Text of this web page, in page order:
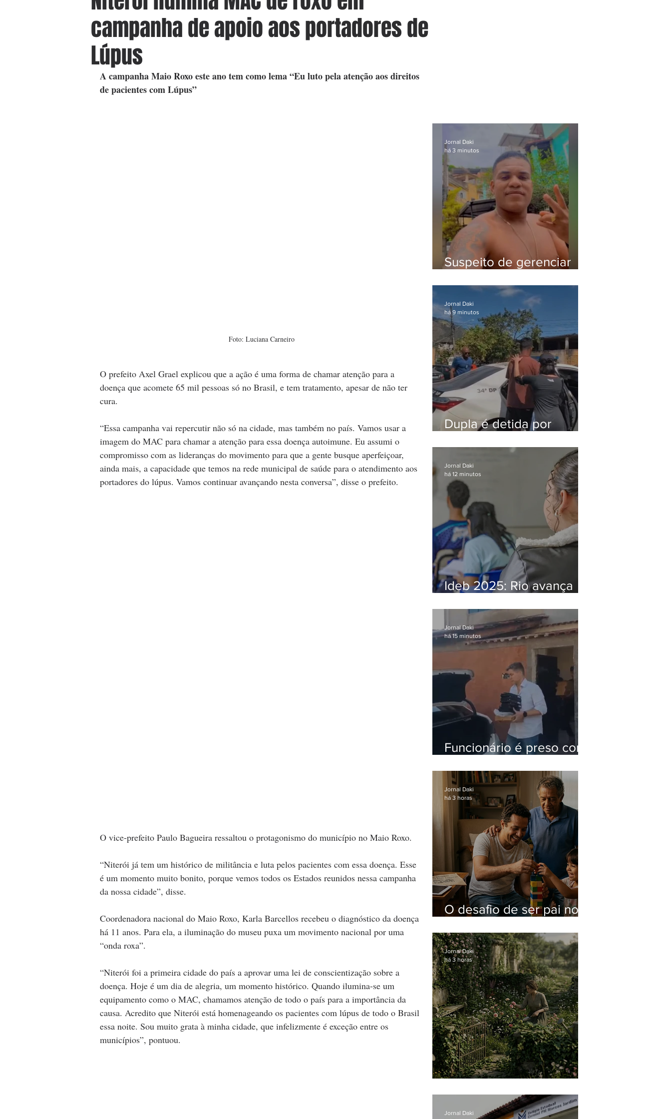
campanha de apoio aos portadores de
Lúpus
A campanha Maio Roxo este ano tem como lema “Eu luto pela atenção aos direitos
de pacientes com Lúpus”
Foto: Luciana Carneiro
O prefeito Axel Grael explicou que a ação é uma forma de chamar atenção para a
doença que acomete 65 mil pessoas só no Brasil, e tem tratamento, apesar de não ter
cura.
“Essa campanha vai repercutir não só na cidade, mas também no país. Vamos usar a
imagem do MAC para chamar a atenção para essa doença autoimune. Eu assumi o
compromisso com as lideranças do movimento para que a gente busque aperfeiçoar,
ainda mais, a capacidade que temos na rede municipal de saúde para o atendimento aos
portadores do lúpus. Vamos continuar avançando nesta conversa”, disse o prefeito.
O vice-prefeito Paulo Bagueira ressaltou o protagonismo do município no Maio Roxo.
“Niterói já tem um histórico de militância e luta pelos pacientes com essa doença. Esse
é um momento muito bonito, porque vemos todos os Estados reunidos nessa campanha
da nossa cidade”, disse.
Coordenadora nacional do Maio Roxo, Karla Barcellos recebeu o diagnóstico da doença
há 11 anos. Para ela, a iluminação do museu puxa um movimento nacional por uma
“onda roxa”.
“Niterói foi a primeira cidade do país a aprovar uma lei de conscientização sobre a
doença. Hoje é um dia de alegria, um momento histórico. Quando ilumina-se um
equipamento como o MAC, chamamos atenção de todo o país para a importância da
causa. Acredito que Niterói está homenageando os pacientes com lúpus de todo o Brasil
essa noite. Sou muito grata à minha cidade, que infelizmente é exceção entre os
municípios”, pontuou.
Suspeito de gerenciar
após meses foragido
Jornal Daki
há 3 minutos
Dupla é detida por
animais silvestres em
Bangu
Jornal Daki
há 9 minutos
Ideb 2025: Rio avança
acima da média nacional
Jornal Daki
há 12 minutos
Funcionário é preso com
do Hospital do Andaraí
Jornal Daki
há 15 minutos
O desafio de ser pai no
Jornal Daki
há 3 horas
Jornal Daki
há 3 horas
Jornal Daki